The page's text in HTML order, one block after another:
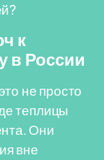
к
в России
не просто
теплицы
Они
вне